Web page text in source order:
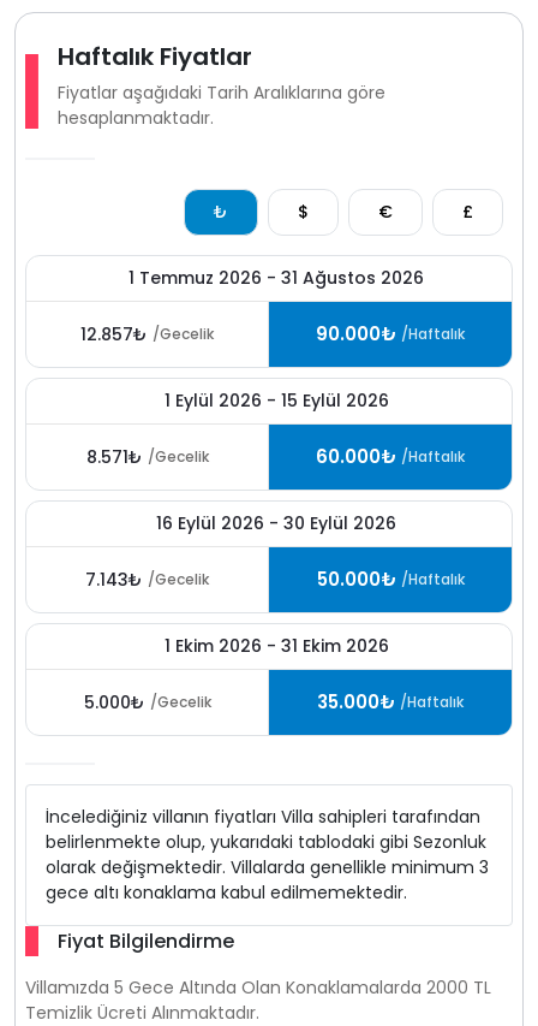
Haftalık Fiyatlar
Fiyatlar aşağıdaki Tarih Aralıklarına göre
hesaplanmaktadır.
₺ $ € £
1 Temmuz 2026 - 31 Ağustos 2026
12.857₺ /Gecelik 90.000₺ /Haftalık
1 Eylül 2026 - 15 Eylül 2026
8.571₺ /Gecelik 60.000₺ /Haftalık
16 Eylül 2026 - 30 Eylül 2026
7.143₺ /Gecelik 50.000₺ /Haftalık
1 Ekim 2026 - 31 Ekim 2026
5.000₺ /Gecelik 35.000₺ /Haftalık
İncelediğiniz villanın fiyatları Villa sahipleri tarafından
belirlenmekte olup, yukarıdaki tablodaki gibi Sezonluk
olarak değişmektedir. Villalarda genellikle minimum 3
gece altı konaklama kabul edilmemektedir.
Fiyat Bilgilendirme
Villamızda 5 Gece Altında Olan Konaklamalarda 2000 TL
Temizlik Ücreti Alınmaktadır.